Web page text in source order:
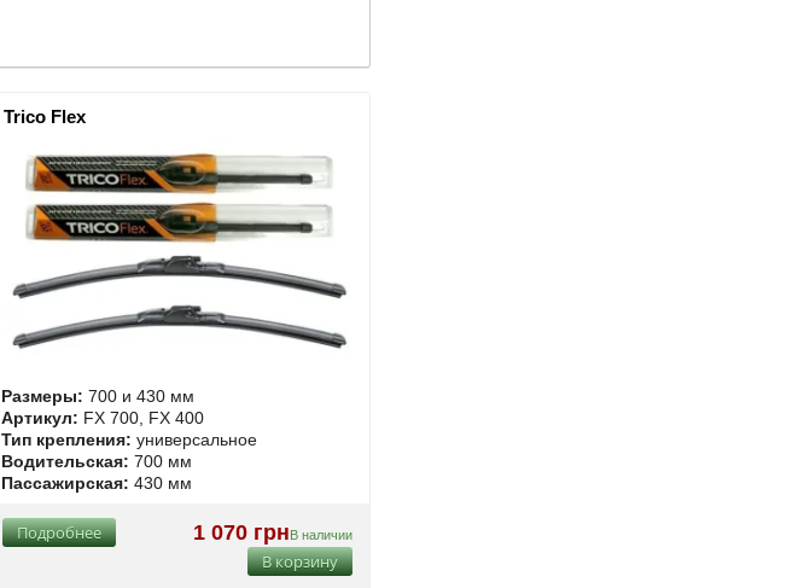
Trico Flex
Размеры: 700 и 430 мм
Артикул: FX 700, FX 400
Тип крепления: универсальное
Водительская: 700 мм
Пассажирская: 430 мм
1 070 грнВ наличии
Подробнее
В корзину